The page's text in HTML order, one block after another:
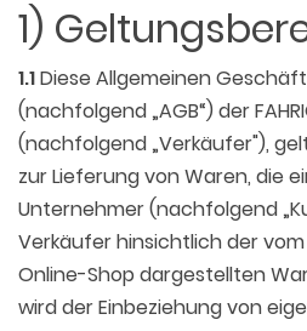
1)
1.1Diese Allgemeinen
(nachfolgend „AGB“) der
(nachfolgend „Verkäufer"),
zur Lieferung von Waren, die
Unternehmer (nachfolgend
Verkäufer hinsichtlich der
Online-Shop dargestellten
wird der Einbeziehung von